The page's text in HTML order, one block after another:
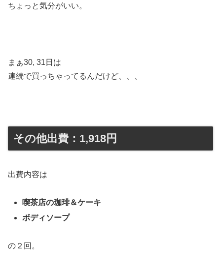
ちょっと気分がいい。
まぁ30, 31日は
連続で買っちゃってるんだけど、、、
その他出費：1,918円
出費内容は
喫茶店の珈琲＆ケーキ
ボディソープ
の２回。